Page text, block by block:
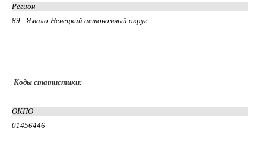
Регион
89 - Ямало-Ненецкий автономный округ
Коды статистики:
ОКПО
01456446